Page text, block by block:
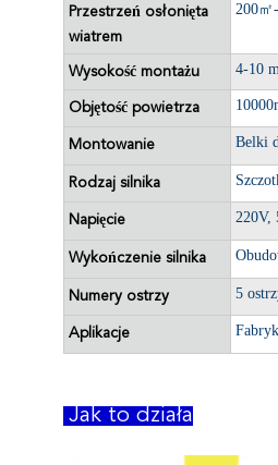
Przestrzeń osłonięta
wiatrem
200㎡
Wysokość montażu 4-10
Objętość powietrza
Montowanie Belki
Rodzaj silnika
Napięcie 220V,
Wykończenie silnika
Numery ostrzy 5
Aplikacje
Jak to działa